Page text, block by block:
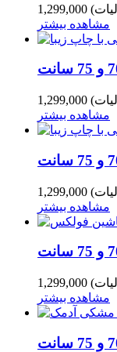
مشاهده بیشتر
مشاهده بیشتر
مشاهده بیشتر
مشاهده بیشتر